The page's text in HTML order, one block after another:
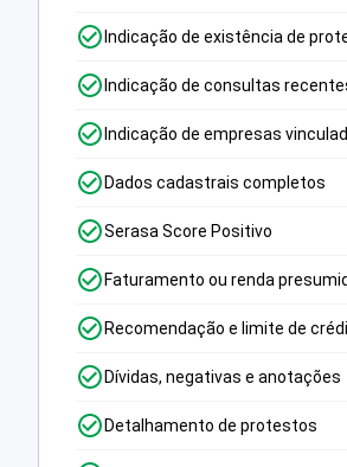
Indicação de existência de
Indicação de consultas
Indicação de empresas
Dados cadastrais completos
Serasa Score Positivo
Faturamento ou renda
Recomendação e limite de
Dívidas, negativas e anotações
Detalhamento de protestos